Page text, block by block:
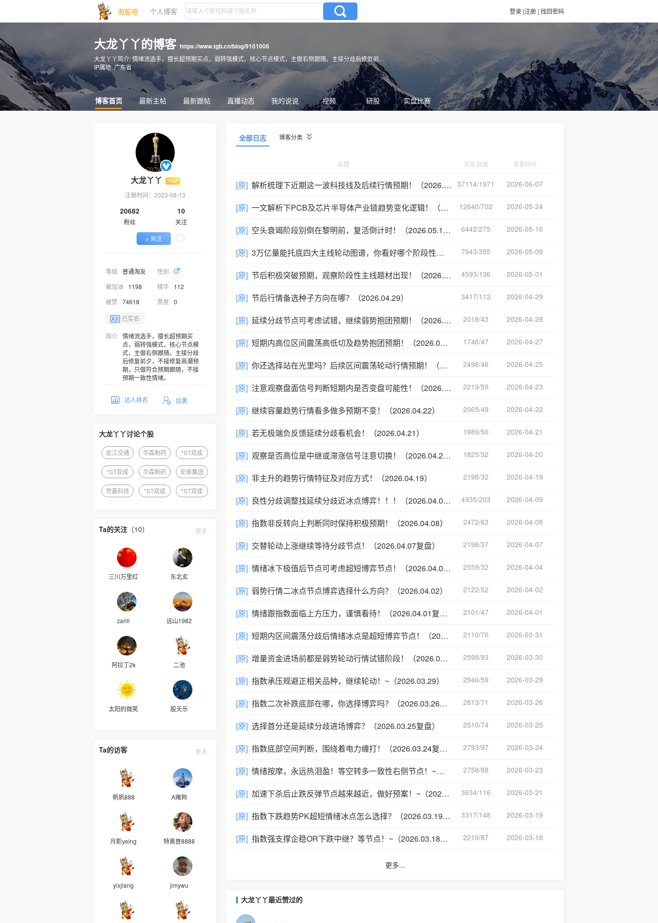
淘股吧 个人博客 登录 |注册 | 找回密码
大龙丫丫的博客 https://www.tgb.cn/blog/9101006
大龙丫丫简介:情绪流选手，擅长超预期买点，弱转强模式，核心节点模式，主做右侧跟随。主接分歧后修复前夕，不接修复高潮预期，只做符合预期跟随，不接预期一致性情绪。
IP属地:广东省
博客首页 最新主帖 最新跟帖 直播动态 我的说说 视频 研股 实盘比赛
大龙丫丫
注册时间：2023-08-13
20682
粉丝
10
关注
+ 关注
等级 普通淘友
性别
被加油
1198 精华
112
被赞 74618 黑屋
0
已实名
简介 情绪流选手，擅长超预期买
点，弱转强模式，核心节点模
式，主做右侧跟随。主接分歧
后修复前夕，不接修复高潮预
期，只做符合预期跟随，不接
预期一致性情绪。
达人排名 拉黑
大龙丫丫讨论个股
龙江交通 华森制药 *ST双成
*ST双成 华森制药 安泰集团
世嘉科技 *ST双成 *ST双成
Ta的关注 （10） 更多...
三川万里红 东北玄
zarili 远山1982
阿拉丁2k 二池
太阳的微笑 股天乐
Ta的访客 更多...
帆帆888 A赌狗
月影yeing 特离普8888
yixjiang jimywu
全部日志 博客分类
标题 浏览/回复 发表时间
[原] 解析梳理下近期这一波科技线及后续行情预期！（2026.06.07） 37114/1971 2026-06-07
[原] 一文解析下PCB及芯片半导体产业链趋势变化逻辑！（2026.05.24） 12640/702 2026-05-24
[原] 空头衰竭阶段别倒在黎明前，复活倒计时！（2026.05.16） 6442/275 2026-05-16
[原] 3万亿量能托底四大主线轮动图谱，你看好哪个阶段性主线？（2026.05.09）） 7943/355 2026-05-09
[原] 节后积极突破预期，观察阶段性主线题材出现！（2026.05.01）） 4593/136 2026-05-01
[原] 节后行情备选种子方向在哪？（2026.04.29） 3417/113 2026-04-29
[原] 延续分歧节点可考虑试错，继续弱势抱团预期！（2026.04.28） 2018/43 2026-04-28
[原] 短期内高位区间震荡高低切及趋势抱团预期！（2026.04.27） 1746/47 2026-04-27
[原] 你还选择站在光里吗？后续区间震荡轮动行情预期！（2026.04.25） 2498/46 2026-04-25
[原] 注意观察盘面信号判断短期内是否变盘可能性！（2026.04.23） 2219/59 2026-04-23
[原] 继续容量趋势行情看多做多预期不变！（2026.04.22） 2065/49 2026-04-22
[原] 若无极端负反馈延续分歧看机会！（2026.04.21） 1989/50 2026-04-21
[原] 观察是否高位是中继或滞涨信号注意切换！（2026.04.20） 1825/32 2026-04-20
[原] 非主升的趋势行情特征及对应方式！（2026.04.19） 2198/32 2026-04-19
[原] 良性分歧调整找延续分歧近冰点博弈！！！（2026.04.09） 4935/203 2026-04-09
[原] 指数非反转向上判断同时保持积极预期！（2026.04.08） 2472/63 2026-04-08
[原] 交替轮动上涨继续等待分歧节点！（2026.04.07复盘） 2198/37 2026-04-07
[原] 情绪冰下极值后节点可考虑超短博弈节点！（2026.04.04复盘） 2559/32 2026-04-04
[原] 弱势行情二冰点节点博弈选择什么方向？（2026.04.02） 2122/52 2026-04-02
[原] 情绪跟指数面临上方压力，谨慎看待！（2026.04.01复盘） 2101/47 2026-04-01
[原] 短期内区间震荡分歧后情绪冰点是超短博弈节点！（2026.03.31复盘） 2110/70 2026-03-31
[原] 增量资金进场前都是弱势轮动行情试错阶段！（2026.03.30） 2598/93 2026-03-30
[原] 指数承压规避正相关品种，继续轮动！~（2026.03.29） 2946/59 2026-03-29
[原] 指数二次补跌底部在哪，你选择博弈吗？（2026.03.26复盘） 2813/71 2026-03-26
[原] 选择首分还是延续分歧进场博弈？（2026.03.25复盘） 2510/74 2026-03-25
[原] 指数底部空间判断，围绕着电力缠打！（2026.03.24复盘） 2793/97 2026-03-24
[原] 情绪按摩，永远热泪盈！等空转多一致性右侧节点！~（2026.03.23复盘） 2758/88 2026-03-23
[原] 加速下杀后止跌反弹节点越来越近，做好预案！~（2026.03.21复盘） 3634/116 2026-03-21
[原] 指数下跌趋势PK超短情绪冰点怎么选择？（2026.03.19复盘） 3317/148 2026-03-19
[原] 指数强支撑企稳OR下跌中继？等节点！~（2026.03.18复盘） 2219/87 2026-03-18
更多...
大龙丫丫最近赞过的